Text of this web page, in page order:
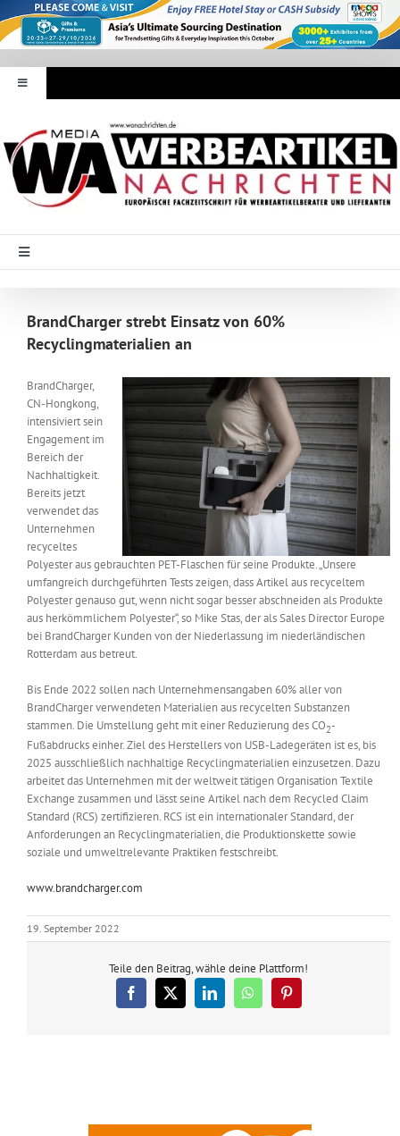
Inhalt
springen
Toggle
Navigation
Werbeartikel Nachrichten
E-Paper
WA Media
Kontakt
Toggle
Branche Intern
Messen & Events
Unternehmen
Interviews
Wissen
Product Guide
Jobshop
Suche
nach:
BrandCharger strebt Einsatz von 60%
Recyclingmaterialien an
BrandCharger,
CN-Hongkong,
intensiviert sein
Engagement im
Bereich der
Nachhaltigkeit.
Bereits jetzt
verwendet das
Unternehmen
recyceltes
Polyester aus gebrauchten PET-Flaschen für seine Produkte. „Unsere
umfangreich durchgeführten Tests zeigen, dass Artikel aus recyceltem
Polyester genauso gut, wenn nicht sogar besser abschneiden als Produkte
aus herkömmlichem Polyester“, so Mike Stas, der als Sales Director Europe
bei BrandCharger Kunden von der Niederlassung im niederländischen
Rotterdam aus betreut.
Bis Ende 2022 sollen nach Unternehmensangaben 60% aller von
BrandCharger verwendeten Materialien aus recycelten Substanzen
stammen. Die Umstellung geht mit einer Reduzierung des CO2-
Fußabdrucks einher. Ziel des Herstellers von USB-Ladegeräten ist es, bis
2025 ausschließlich nachhaltige Recyclingmaterialien einzusetzen. Dazu
arbeitet das Unternehmen mit der weltweit tätigen Organisation Textile
Exchange zusammen und lässt seine Artikel nach dem Recycled Claim
Standard (RCS) zertifizieren. RCS ist ein internationaler Standard, der
Anforderungen an Recyclingmaterialien, die Produktionskette sowie
soziale und umweltrelevante Praktiken festschreibt.
www.brandcharger.com
19. September 2022
Teile den Beitrag, wähle deine Plattform!
Facebook
X LinkedInWhatsAppPinterest